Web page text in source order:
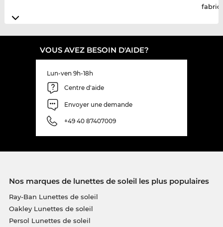
VOUS AVEZ BESOIN D'AIDE?
Lun-ven 9h-18h
Centre d'aide
Envoyer une demande
+49 40 87407009
Nos marques de lunettes de soleil les plus populaires
Ray-Ban Lunettes de soleil
Oakley Lunettes de soleil
Persol Lunettes de soleil